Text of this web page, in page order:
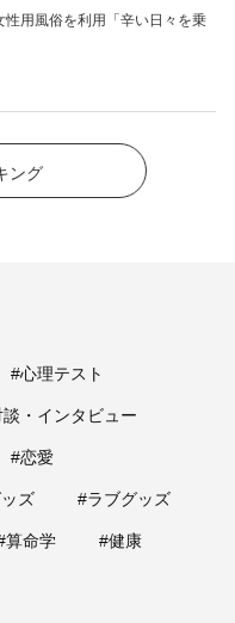
性用風俗を利用「辛い日々を乗
ング
#心理テスト
・インタビュー
#恋愛
ズ #ラブグッズ
算命学 #健康